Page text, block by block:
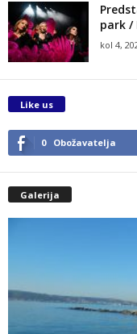
park /
kol 4,
Like us
0 Obožavatelja
Galerija